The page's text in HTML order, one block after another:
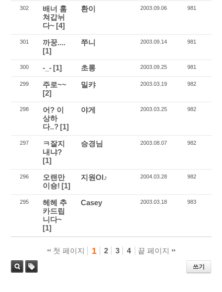
302
배너 훔
쳐갑뉘
다~ [4]
환이 2003.09.06 981
301
까꿍....
[1]
쭈니 2003.09.14 981
300 -_- [1] 초롱 2003.09.25 981
299
주로~~
[2]
밀캬 2003.03.19 982
298
어? 이
상하
다..? [1]
야게 2003.03.25 982
297
ㅋ잘지
내냐?
[1]
승경님 2003.08.07 982
296
오랜만
이숑! [1]
지원Ol♪ 2004.03.28 982
295
헤헤 추
카드립
니다~
[1]
Casey 2003.03.18 983
첫 페이지 1 2 3 4 끝 페이지
쓰기